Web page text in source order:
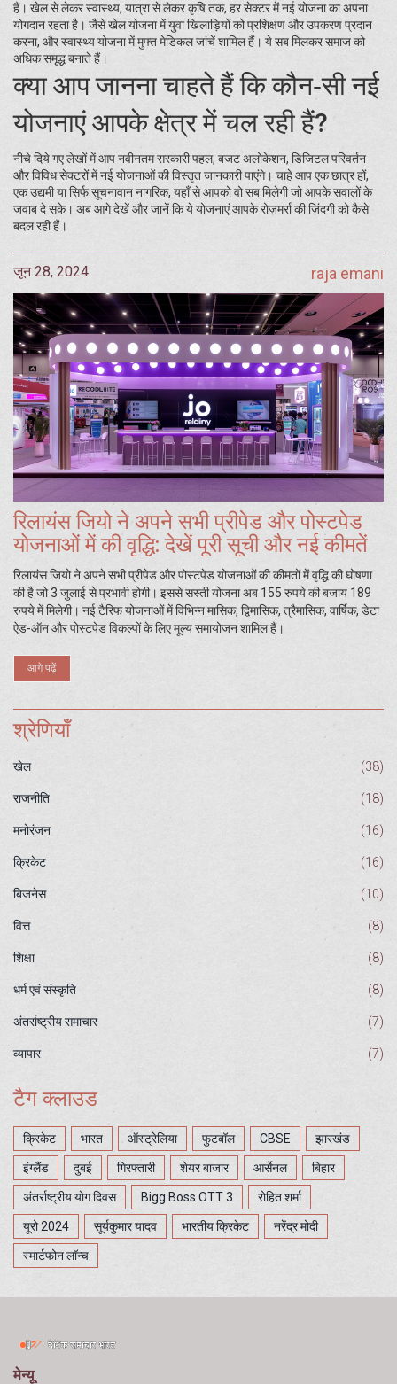
हैं। खेल से लेकर स्वास्थ्य, यात्रा से लेकर कृषि तक, हर सेक्टर में नई योजना का अपना
योगदान रहता है। जैसे खेल योजना में युवा खिलाड़ियों को प्रशिक्षण और उपकरण प्रदान
करना, और स्वास्थ्य योजना में मुफ्त मेडिकल जांचें शामिल हैं। ये सब मिलकर समाज को
अधिक समृद्ध बनाते हैं।
क्या आप जानना चाहते हैं कि कौन‑सी नई
योजनाएं आपके क्षेत्र में चल रही हैं?
नीचे दिये गए लेखों में आप नवीनतम सरकारी पहल, बजट अलोकेशन, डिजिटल परिवर्तन
और विविध सेक्टरों में नई योजनाओं की विस्तृत जानकारी पाएंगे। चाहे आप एक छात्र हों,
एक उद्यमी या सिर्फ सूचनावान नागरिक, यहाँ से आपको वो सब मिलेगी जो आपके सवालों के
जवाब दे सके। अब आगे देखें और जानें कि ये योजनाएं आपके रोज़मर्रा की ज़िंदगी को कैसे
बदल रही हैं।
जून 28, 2024 raja emani
रिलायंस जियो ने अपने सभी प्रीपेड और पोस्टपेड
योजनाओं में की वृद्धि: देखें पूरी सूची और नई कीमतें
रिलायंस जियो ने अपने सभी प्रीपेड और पोस्टपेड योजनाओं की कीमतों में वृद्धि की घोषणा
की है जो 3 जुलाई से प्रभावी होगी। इससे सस्ती योजना अब 155 रुपये की बजाय 189
रुपये में मिलेगी। नई टैरिफ योजनाओं में विभिन्न मासिक, द्विमासिक, त्रैमासिक, वार्षिक, डेटा
ऐड-ऑन और पोस्टपेड विकल्पों के लिए मूल्य समायोजन शामिल हैं।
आगे पढ़ें
श्रेणियाँ
खेल (38)
राजनीति (18)
मनोरंजन (16)
क्रिकेट (16)
बिजनेस (10)
वित्त (8)
शिक्षा (8)
धर्म एवं संस्कृति (8)
अंतर्राष्ट्रीय समाचार (7)
व्यापार (7)
टैग क्लाउड
क्रिकेट भारत ऑस्ट्रेलिया फुटबॉल CBSE झारखंड
इंग्लैंड दुबई गिरफ्तारी शेयर बाजार आर्सेनल बिहार
अंतर्राष्ट्रीय योग दिवस Bigg Boss OTT 3 रोहित शर्मा
यूरो 2024 सूर्यकुमार यादव भारतीय क्रिकेट नरेंद्र मोदी
स्मार्टफोन लॉन्च
मेन्यू